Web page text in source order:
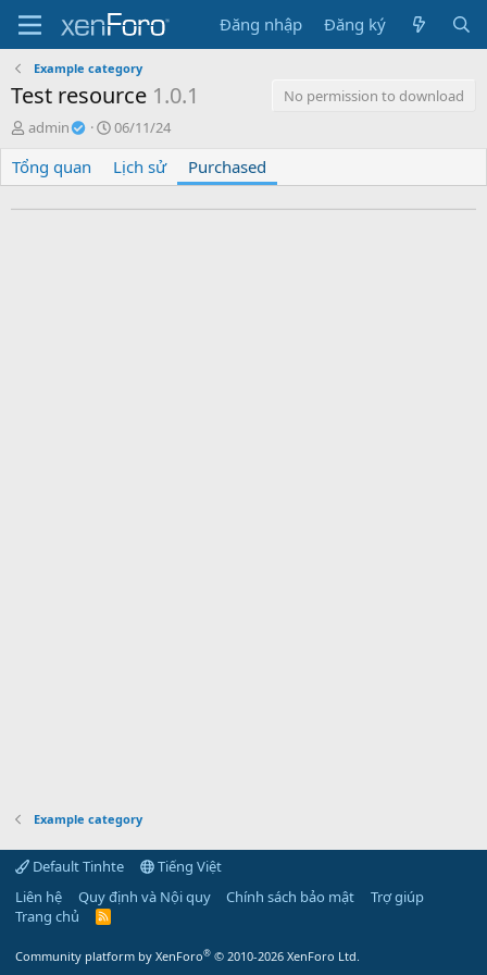
Đăng nhập Đăng ký
Example category
Test resource 1.0.1
No permission to download
T
c
g
i
admin
C
e
a
t
06/11/24
Tổng quan Lịch sử Purchased
Example category
Default Tinhte
Tiếng Việt
Liên hệ
Quy định và Nội quy Chính sách bảo mật
Trợ giúp
Trang chủ
R
Community platform by XenForo® © 2010-2026 XenForo Ltd.